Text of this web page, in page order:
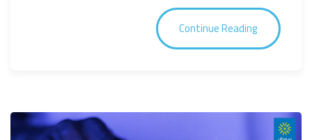
Continue Reading